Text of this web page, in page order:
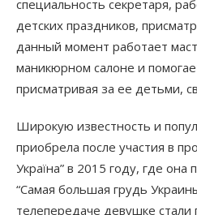
специальность секретаря,
детских праздников,
данный момент работает
маникюрном салоне и
присматривая за ее детьми,
Широкую известность и
приобрела после участия в
Україна” в 2015 году, где
“Самая большая грудь
телепередаче девушке стали